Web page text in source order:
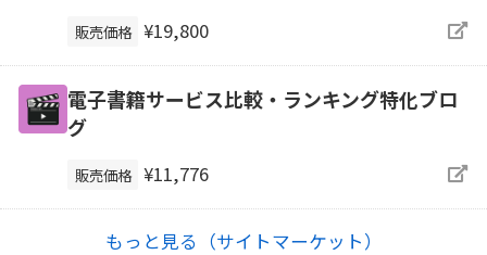
販売価格 ¥19,800
電子書籍サービス比較・ランキング特化ブロ
グ
販売価格 ¥11,776
もっと見る（サイトマーケット）